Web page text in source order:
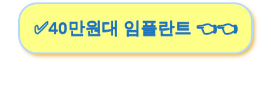
✅40만원대 임플란트 👈👈